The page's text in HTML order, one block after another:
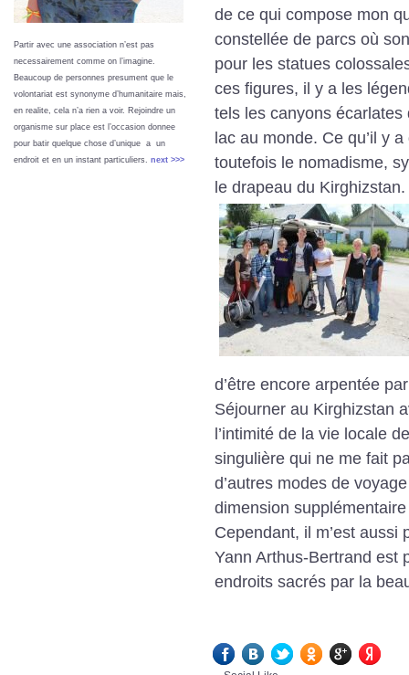
Partir avec une association n’est pas
necessairement comme on l’imagine.
Beaucoup de personnes presument que le
volontariat est synonyme d’humanitaire mais,
en realite, cela n’a rien a voir. Rejoindre un
organisme sur place est l’occasion donnee
pour batir quelque chose d’unique a un
endroit et en un instant particuliers. next >>>
de ce qui compose mon
constellée de parcs où
pour les statues
ces figures, il y a les
tels les canyons
lac au monde. Ce qu’il y
toutefois le nomadisme,
le drapeau du
d’être encore arpentée
Séjourner au Kirghizstan
l’intimité de la vie locale
singulière qui ne me fait
d’autres modes de
dimension
Cependant, il m’est
Yann Arthus-Bertrand est
endroits sacrés par la